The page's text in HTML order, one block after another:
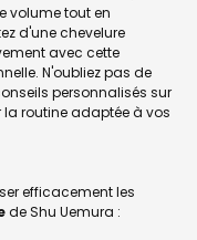
volume tout en
d'une chevelure
avec cette
N'oubliez pas de
personnalisés sur
routine adaptée à vos
efficacement les
de Shu Uemura :